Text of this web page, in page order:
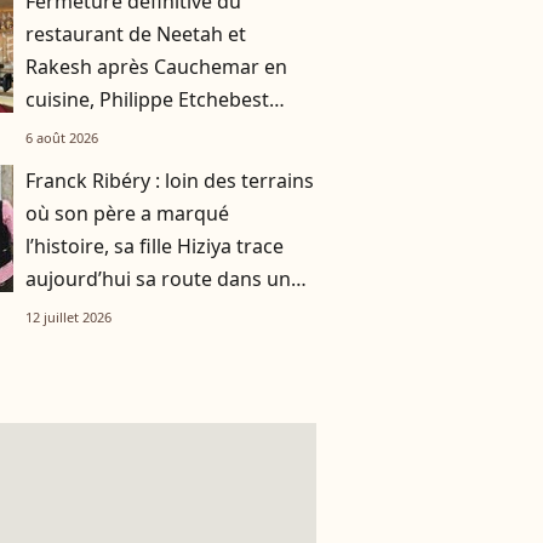
restaurant de Neetah et
Rakesh après Cauchemar en
cuisine, Philippe Etchebest
pensait les avoir sauvés
6 août 2026
Franck Ribéry : loin des terrains
où son père a marqué
l’histoire, sa fille Hiziya trace
aujourd’hui sa route dans un
tout autre univers
12 juillet 2026